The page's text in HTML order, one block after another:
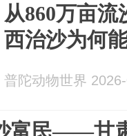
从860万亩
西治沙为何
普陀动物世界
富民——甘